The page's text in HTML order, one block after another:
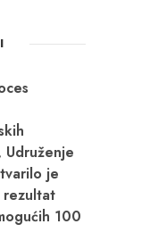
je
rezultat
100